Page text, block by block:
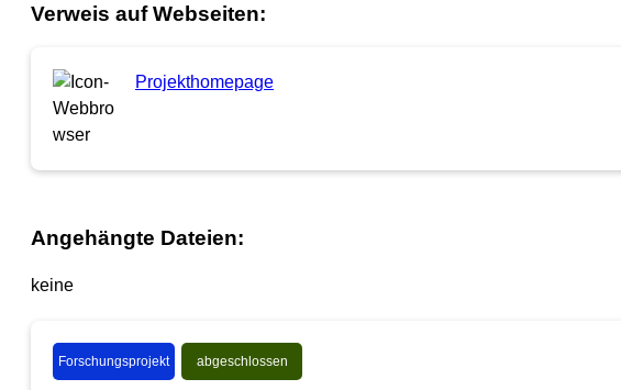
Verweis auf Webseiten:
Projekthomepage
Angehängte Dateien:
keine
Forschungsprojekt abgeschlossen